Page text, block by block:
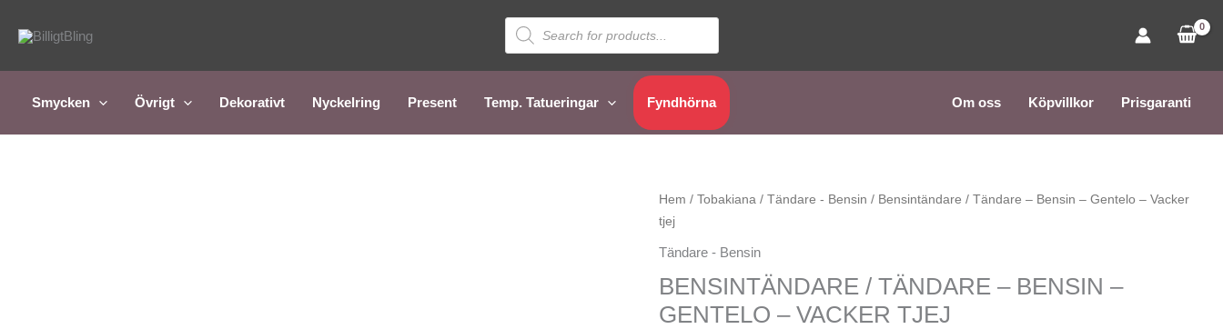
Sök
efter
produkter
Smycken Övrigt Dekorativt Nyckelring Present Temp. Tatueringar Fyndhörna Om oss Köpvillkor Prisgaranti
Hem /Tobakiana /Tändare - Bensin / Bensintändare / Tändare – Bensin – Gentelo – Vacker
tjej
Tändare - Bensin
BENSINTÄNDARE / TÄNDARE – BENSIN –
GENTELO – VACKER TJEJ
Det
priset
var:
111,00 kr.
Det
30,00 kr.